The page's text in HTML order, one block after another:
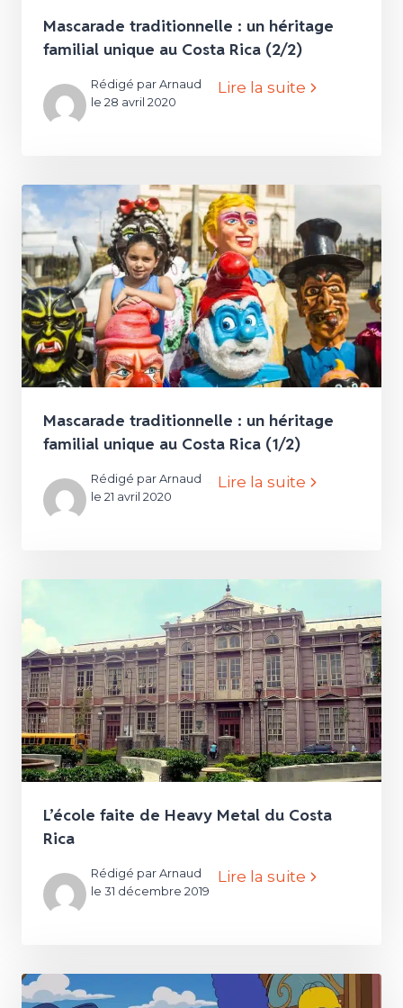
Mascarade traditionnelle : un héritage
familial unique au Costa Rica (2/2)
Rédigé par Arnaud
le 28 avril 2020
Lire la suite
Mascarade traditionnelle : un héritage
familial unique au Costa Rica (1/2)
Rédigé par Arnaud
le 21 avril 2020
Lire la suite
L’école faite de Heavy Metal du Costa
Rica
Rédigé par Arnaud
le 31 décembre 2019
Lire la suite